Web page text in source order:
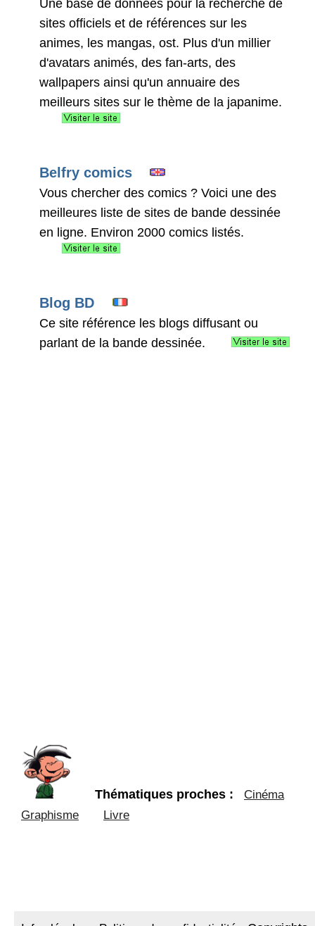
Une base de données pour la recherche de
sites officiels et de références sur les
animes, les mangas, ost. Plus d'un millier
d'avatars animés, des fan-arts, des
wallpapers ainsi qu'un annuaire des
meilleurs sites sur le thème de la japanime.
Belfry comics
Vous chercher des comics ? Voici une des
meilleures liste de sites de bande dessinée
en ligne. Environ 2000 comics listés.
Blog BD
Ce site référence les blogs diffusant ou
parlant de la bande dessinée.
Thématiques proches :
Cinéma
Graphisme
Livre